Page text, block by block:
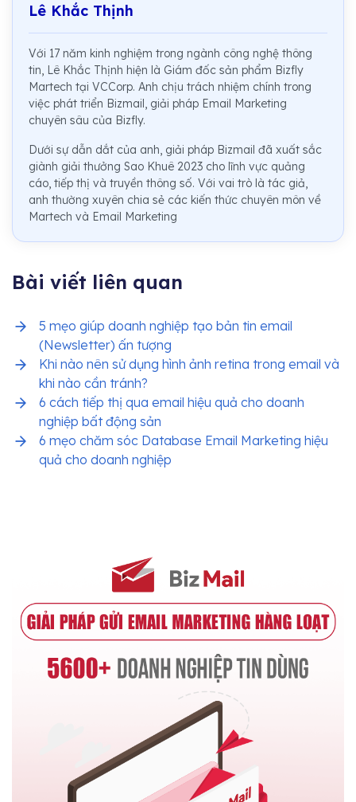
Lê Khắc Thịnh
Với 17 năm kinh nghiệm trong ngành công nghệ thông
tin, Lê Khắc Thịnh hiện là Giám đốc sản phẩm Bizfly
Martech tại VCCorp. Anh chịu trách nhiệm chính trong
việc phát triển Bizmail, giải pháp Email Marketing
chuyên sâu của Bizfly.
Dưới sự dẫn dắt của anh, giải pháp Bizmail đã xuất sắc
giành giải thưởng Sao Khuê 2023 cho lĩnh vực quảng
cáo, tiếp thị và truyền thông số. Với vai trò là tác giả,
anh thường xuyên chia sẻ các kiến thức chuyên môn về
Martech và Email Marketing
Bài viết liên quan
5 mẹo giúp doanh nghiệp tạo bản tin email
(Newsletter) ấn tượng
Khi nào nên sử dụng hình ảnh retina trong email và
khi nào cần tránh?
6 cách tiếp thị qua email hiệu quả cho doanh
nghiệp bất động sản
6 mẹo chăm sóc Database Email Marketing hiệu
quả cho doanh nghiệp